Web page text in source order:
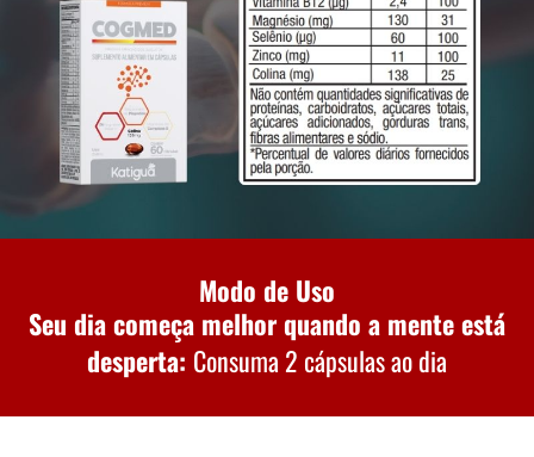
Modo de Uso
Seu dia começa melhor quando a mente está
desperta: Consuma 2 cápsulas ao dia